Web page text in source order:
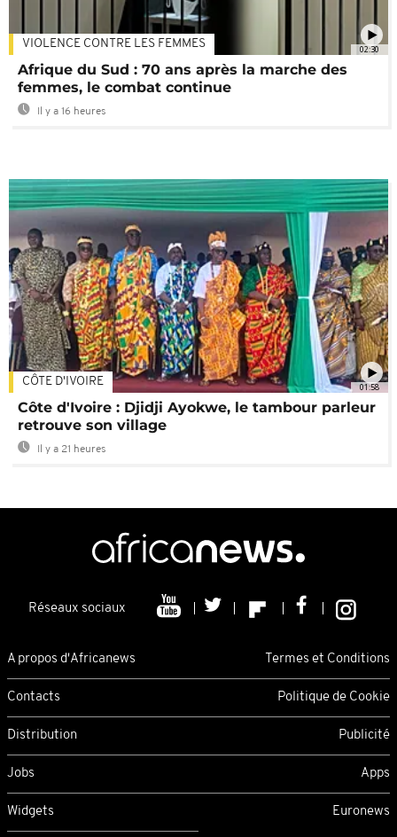
02:30
VIOLENCE CONTRE LES FEMMES
Afrique du Sud : 70 ans après la marche des
femmes, le combat continue
Il y a 16 heures
01:58
CÔTE D'IVOIRE
Côte d'Ivoire : Djidji Ayokwe, le tambour parleur
retrouve son village
Il y a 21 heures
Réseaux sociaux
A propos d'Africanews Termes et Conditions
Contacts Politique de Cookie
Distribution Publicité
Jobs Apps
Widgets Euronews